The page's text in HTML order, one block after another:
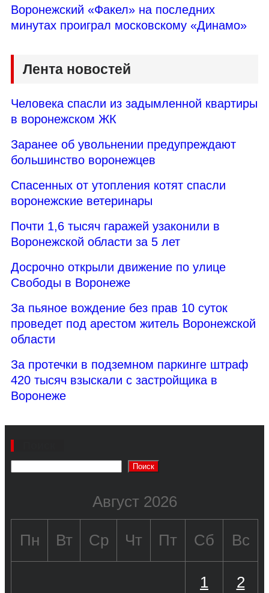
Воронежский «Факел» на последних
минутах проиграл московскому «Динамо»
Лента новостей
Человека спасли из задымленной квартиры
в воронежском ЖК
Заранее об увольнении предупреждают
большинство воронежцев
Спасенных от утопления котят спасли
воронежские ветеринары
Почти 1,6 тысяч гаражей узаконили в
Воронежской области за 5 лет
Досрочно открыли движение по улице
Свободы в Воронеже
За пьяное вождение без прав 10 суток
проведет под арестом житель Воронежской
области
За протечки в подземном паркинге штраф
420 тысяч взыскали с застройщика в
Воронеже
Поиск
Август 2026
Пн Вт Ср Чт Пт Сб Вс
1 2